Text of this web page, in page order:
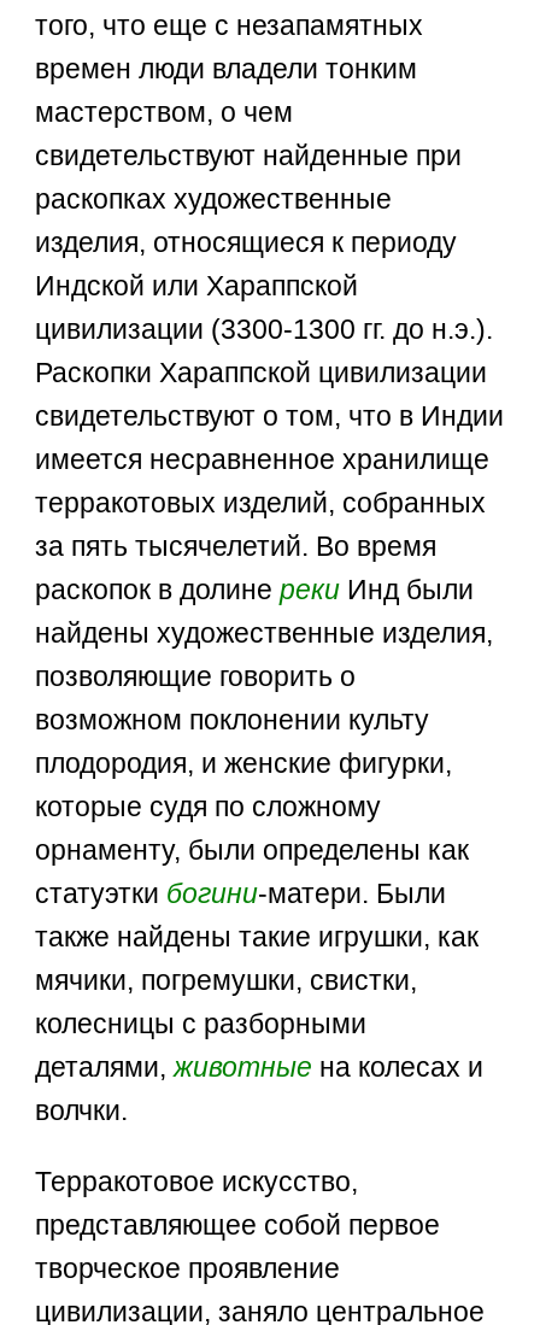
того, что еще с незапамятных
времен люди владели тонким
мастерством, о чем
свидетельствуют найденные при
раскопках художественные
изделия, относящиеся к периоду
Индской или Хараппской
цивилизации (3300-1300 гг. до н.э.).
Раскопки Хараппской цивилизации
свидетельствуют о том, что в Индии
имеется несравненное хранилище
терракотовых изделий, собранных
за пять тысячелетий. Во время
раскопок в долинереки Инд были
найдены художественные изделия,
позволяющие говорить о
возможном поклонении культу
плодородия, и женские фигурки,
которые судя по сложному
орнаменту, были определены как
статуэтки богини-матери. Были
также найдены такие игрушки, как
мячики, погремушки, свистки,
колесницы с разборными
деталями,животные на колесах и
волчки.
Терракотовое искусство,
представляющее собой первое
творческое проявление
цивилизации, заняло центральное